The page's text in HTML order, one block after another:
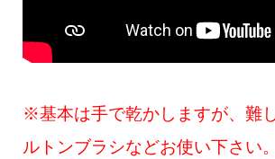
※基本は手で乾かしますが、難
ルトンブラシなどお使い下さい。